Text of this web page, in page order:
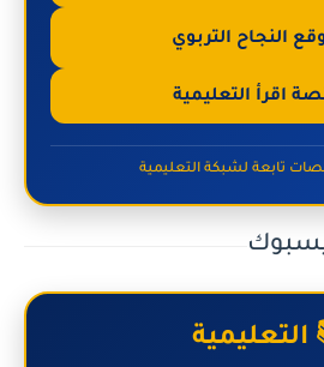
النجاح التربوي
اقرأ التعليمية
تابعة لشبكة التعليمية
التعليمية